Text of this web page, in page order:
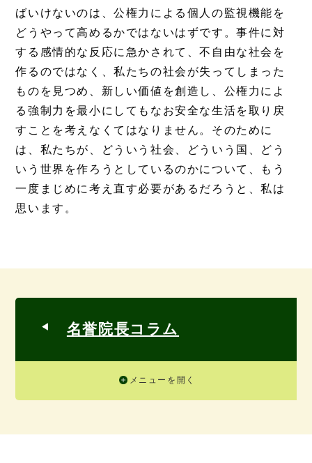
ばいけないのは、公権力による個人の監視機能を
どうやって高めるかではないはずです。事件に対
する感情的な反応に急かされて、不自由な社会を
作るのではなく、私たちの社会が失ってしまった
ものを見つめ、新しい価値を創造し、公権力によ
る強制力を最小にしてもなお安全な生活を取り戻
すことを考えなくてはなりません。そのために
は、私たちが、どういう社会、どういう国、どう
いう世界を作ろうとしているのかについて、もう
一度まじめに考え直す必要があるだろうと、私は
思います。
名誉院長コラム
メニューを開く